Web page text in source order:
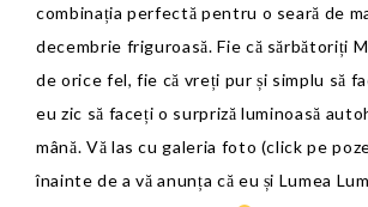
combinația perfectă pentru o seară de
decembrie friguroasă. Fie că sărbătoriți
de orice fel, fie că vreți pur și simplu să
eu zic să faceți o surpriză luminoasă
mână. Vă las cu galeria foto (click pe
înainte de a vă anunța că eu și Lumea